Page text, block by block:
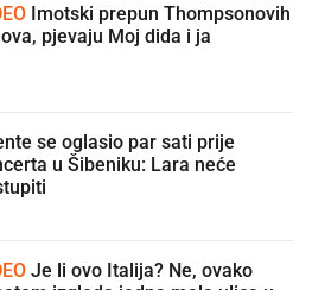
pjevaju Moj dida i ja
se oglasio par sati prije
u Šibeniku: Lara neće